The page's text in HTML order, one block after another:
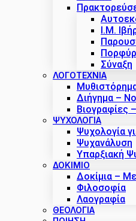
Ι.Μ.
Σύναξη
ΛΟΓΟΤΕΧΝΙΑ
Διήγημα –
Βιογραφίες
ΨΥΧΟΛΟΓΙΑ
Ψυχολογία
Ψυχανάλυση
Υπαρξιακή
ΔΟΚΊΜΙΟ
Δοκίμια –
Φιλοσοφία
Λαογραφία
ΘΕΟΛΟΓΙΑ